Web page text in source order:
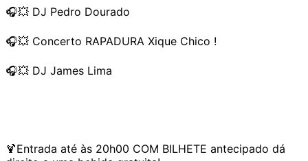
🎧💥 DJ Pedro Dourado
🎧💥 Concerto RAPADURA Xique Chico !
🎧💥 DJ James Lima
🍹Entrada até às 20h00 COM BILHETE antecipado dá